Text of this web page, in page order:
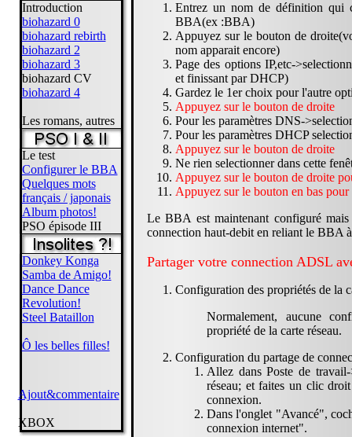
Introduction
biohazard 0
biohazard rebirth
biohazard 2
biohazard 3
biohazard CV
biohazard 4
Les romans, autres
Le test
Configurer le BBA
Quelques mots
français / japonais
Album photos!
PSO épisode III
Donkey Konga
Samba de Amigo!
Dance Dance
Revolution!
Steel Bataillon
Ô les belles filles!
Ajout&commentaire
XBOX
Entrez un nom de définition qui
BBA(ex :BBA)
Appuyez sur le bouton de
nom apparait encore)
Page des options IP,etc-
et finissant par DHCP)
Gardez le 1er choix pour l'autre
Appuyez sur le bouton de droite
Pour les paramètres DNS-
Pour les paramètres DHCP
Appuyez sur le bouton de droite
Ne rien selectionner dans cette
Appuyez sur le bouton de droite
Appuyez sur le bouton en bas
Le BBA est maintenant configuré
connection haut-debit en reliant le BBA
Partager votre connection ADSL
Configuration des propriétés de la
Normalement, aucune
propriété de la carte réseau.
Configuration du partage de
Allez dans Poste de
réseau; et faites un clic
connexion.
Dans l'onglet "Avancé",
connexion internet".